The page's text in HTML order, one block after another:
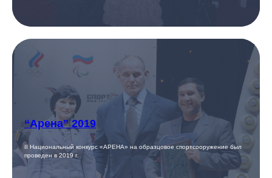
“Арена” 2019
II Национальный конкурс «АРЕНА» на образцовое спортсооружение был
проведен в 2019 г.